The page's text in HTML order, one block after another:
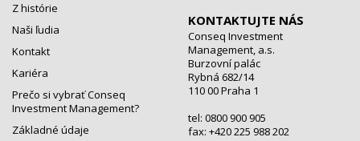
Z histórie
Naši ľudia
Kontakt
Kariéra
Prečo si vybrať Conseq
Investment Management?
Základné údaje
KONTAKTUJTE NÁS
Conseq Investment
Management, a.s.
Burzovní palác
Rybná 682/14
110 00 Praha 1
tel: 0800 900 905
fax: +420 225 988 202